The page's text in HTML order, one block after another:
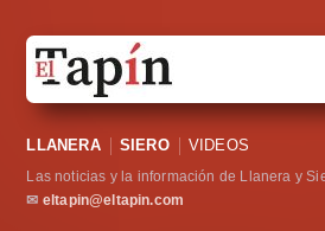
Sociedad
Política
LLANERA SIERO VIDEOS
Las noticias y la información de Llanera y
✉ eltapin@eltapin.com